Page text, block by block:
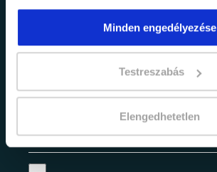
Minden engedélyezése
Testreszabás
Elengedhetetlen
legfrissebb híreinkről és időszakos
promócióinkról.